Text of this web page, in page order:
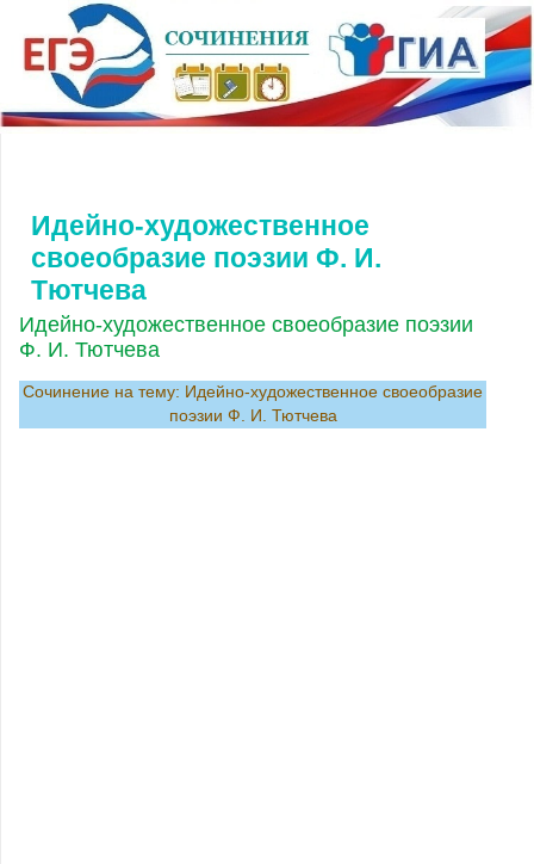
Идейно-художественное
своеобразие поэзии Ф. И.
Тютчева
Идейно-художественное своеобразие поэзии
Ф. И. Тютчева
Сочинение на тему: Идейно-художественное своеобразие
поэзии Ф. И. Тютчева